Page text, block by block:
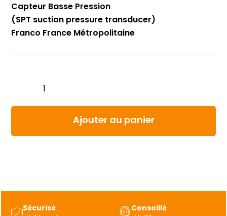
Sécurisé
Conseillé
Capteur Basse Pression
(SPT suction pressure transducer)
Franco France Métropolitaine
Transducer
76-
transducer
Ajouter au panier